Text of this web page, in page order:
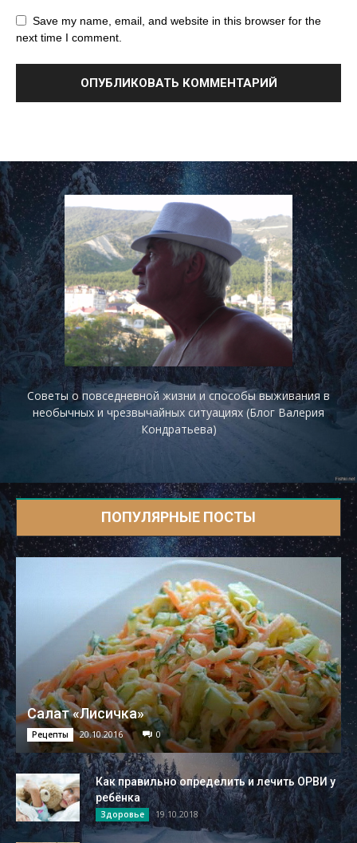
Save my name, email, and website in this browser for the
next time I comment.
Советы о повседневной жизни и способы выживания в
необычных и чрезвычайных ситуациях (Блог Валерия
Кондратьева)
ПОПУЛЯРНЫЕ ПОСТЫ
Салат «Лисичка»
Рецепты 20.10.2016 0
Как правильно определить и лечить ОРВИ у
ребёнка
Здоровье 19.10.2018